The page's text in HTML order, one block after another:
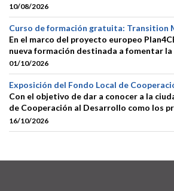
10/08/2026
Curso de formación gratuita: Transition
En el marco del proyecto europeo
nueva formación destinada a fomentar
01/10/2026
Exposición del Fondo Local de
Con el objetivo de dar a conocer a la
de Cooperación al Desarrollo como los
16/10/2026